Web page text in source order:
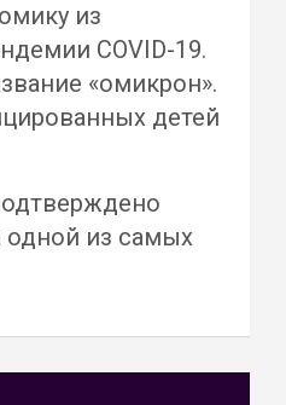
из
COVID-19.
«омикрон».
детей
одной из самых